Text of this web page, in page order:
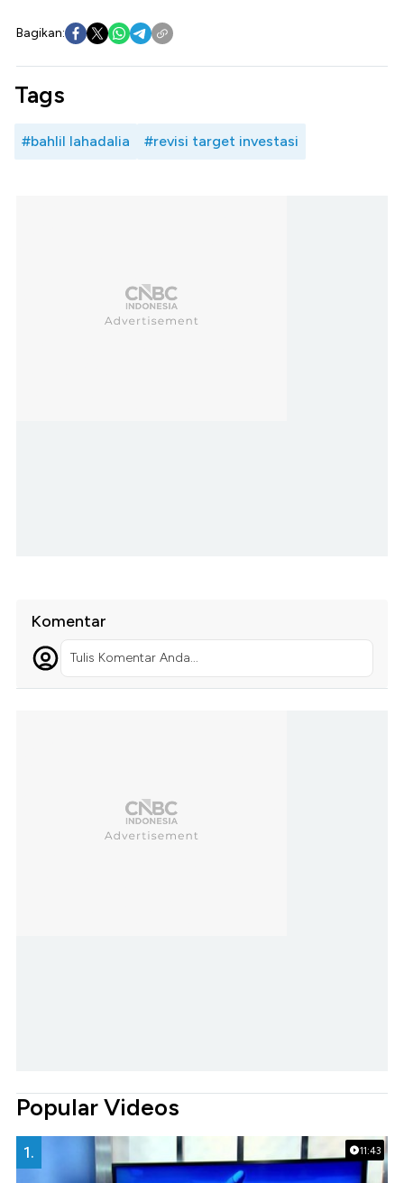
Bagikan:
Tags
#bahlil lahadalia #revisi target investasi
Komentar
Tulis Komentar Anda...
Popular Videos
11:43
1.